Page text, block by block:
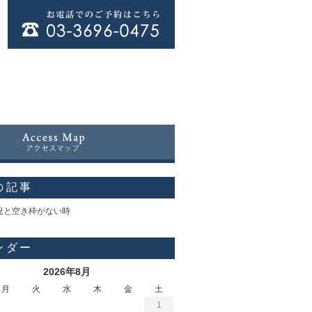
記事
と空き枠がない時
ダー
2026年8月
月 火 水 木 金
土
1